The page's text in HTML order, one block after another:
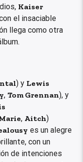
Kaiser
el insaciable
llega como otra
) y Lewis
,Tom Grennan), y
, Aitch)
es un alegre
con un
de intenciones